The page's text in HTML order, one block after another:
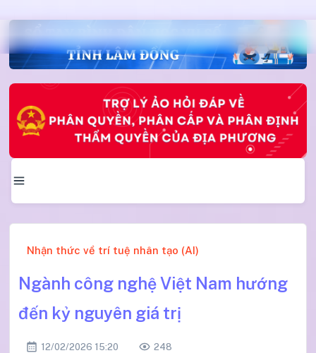
Nhận thức về trí tuệ nhân tạo (AI)
Ngành công nghệ Việt Nam hướng
đến kỷ nguyên giá trị
12/02/2026 15:20 248